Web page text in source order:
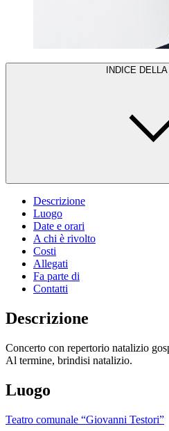
INDICE
Descrizione
Luogo
Date e orari
A chi è rivolto
Costi
Allegati
Fa parte di
Contatti
Descrizione
Concerto con repertorio natalizio
Al termine, brindisi natalizio.
Luogo
Teatro comunale “Giovanni Testori”